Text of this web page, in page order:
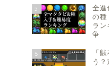
5
全進
の
ラ
争
6
「
う